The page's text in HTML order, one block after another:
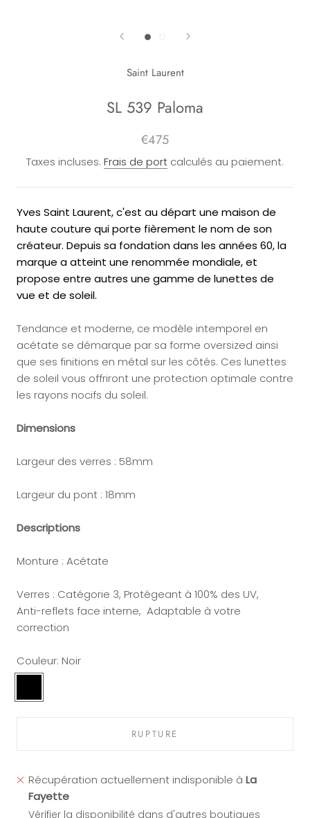
Saint Laurent
SL 539 Paloma
€475
Taxes incluses. Frais de port calculés au paiement.
Yves Saint Laurent, c'est au départ une maison de
haute couture qui porte fièrement le nom de son
créateur. Depuis sa fondation dans les années 60, la
marque a atteint une renommée mondiale, et
propose entre autres une gamme de lunettes de
vue et de soleil.
Tendance et moderne, ce modèle intemporel en
acétate se démarque par sa forme oversized ainsi
que ses finitions en métal sur les côtés. Ces lunettes
de soleil vous offriront une protection optimale contre
les rayons nocifs du soleil.
Dimensions
Largeur des verres : 58mm
Largeur du pont : 18mm
Descriptions
Monture : Acétate
Verres : Catégorie 3, Protégeant à 100% des UV,
Anti-reflets face interne, Adaptable à votre
correction
Couleur: Noir
RUPTURE
Récupération actuellement indisponible à La
Fayette
Vérifier la disponibilité dans d'autres boutiques